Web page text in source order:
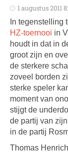
1 augustus 2011
In tegenstelling
HZ-toernooi in
houdt in dat in
groot zijn en
de sterkere
zoveel borden
sterke speler
moment van
stijgt de
de partij van
in de partij
Thomas